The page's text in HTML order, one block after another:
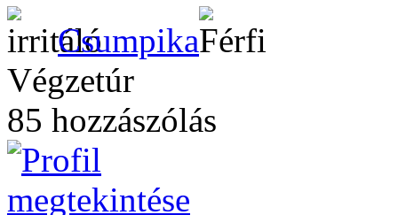
Csumpika
Végzetúr
85 hozzászólás